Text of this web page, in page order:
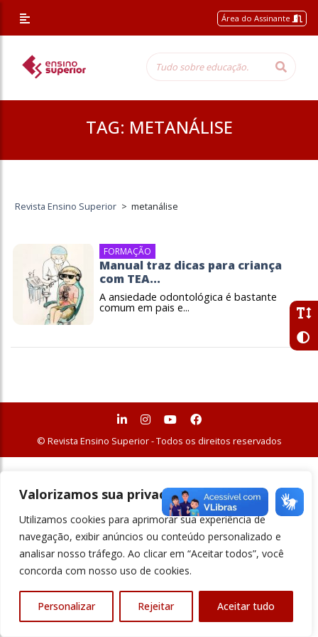
Valorizamos sua privacidade
Utilizamos cookies para aprimorar sua experiência de
navegação, exibir anúncios ou conteúdo personalizado e
analisar nosso tráfego. Ao clicar em “Aceitar todos”, você
concorda com nosso uso de cookies.
Personalizar Rejeitar Aceitar tudo
Área do Assinante
TAG: METANÁLISE
Revista Ensino Superior > metanálise
FORMAÇÃO
Manual traz dicas para criança
com TEA...
A ansiedade odontológica é bastante
comum em pais e...
© Revista Ensino Superior - Todos os direitos reservados